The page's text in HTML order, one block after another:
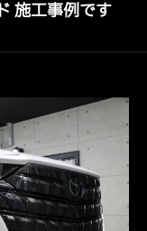
施工事例です